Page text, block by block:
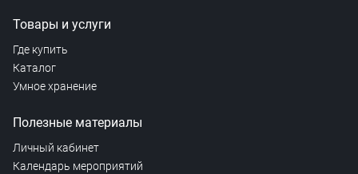
Товары и услуги
Где купить
Каталог
Умное хранение
Полезные материалы
Личный кабинет
Календарь мероприятий